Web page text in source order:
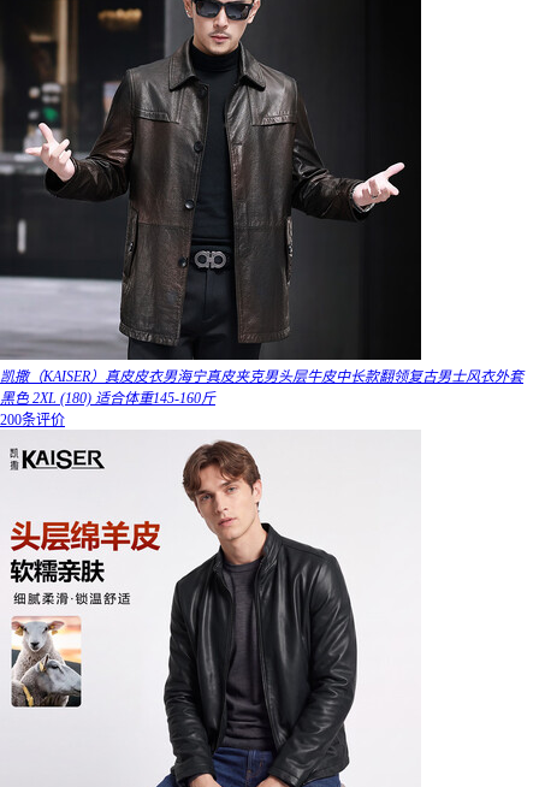
凯撒（KAISER）真皮皮衣男海宁真皮夹克男头层牛皮中长款翻领复古男士风衣外套
黑色 2XL (180) 适合体重145-160斤
200条评价